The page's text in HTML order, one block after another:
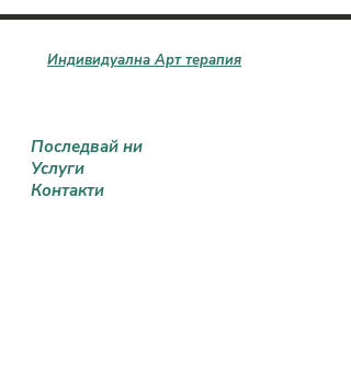
Индивидуална Арт терапия
Последвай ни
Услуги
Контакти